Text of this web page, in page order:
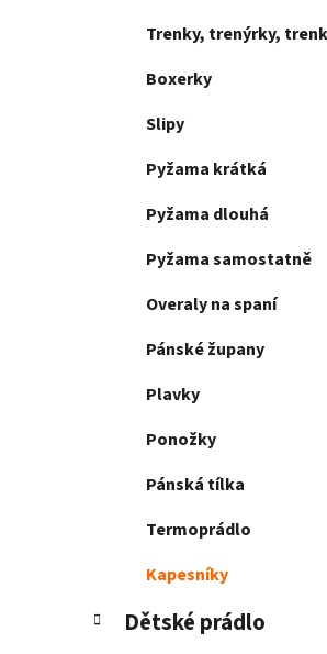
Trenky, trenýrky,
Boxerky
Slipy
Pyžama krátká
Pyžama dlouhá
Pyžama samostatně
Overaly na spaní
Pánské župany
Plavky
Ponožky
Pánská tílka
Termoprádlo
Kapesníky
Dětské prádlo